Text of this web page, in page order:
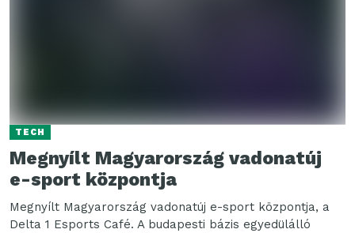
TECH
Megnyílt Magyarország vadonatúj
e-sport központja
Megnyílt Magyarország vadonatúj e-sport központja, a
Delta 1 Esports Café. A budapesti bázis egyedülálló